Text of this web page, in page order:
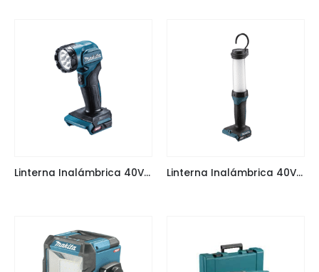
Linterna Inalámbrica 40V XGT ML001G MAKITA Linterna Inalámbrica 40V XGT ML002G MAKITA